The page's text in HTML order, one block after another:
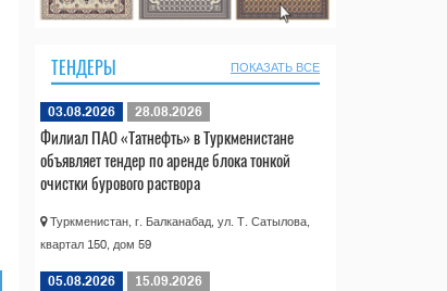
ТЕНДЕРЫ ПОКАЗАТЬ ВСЕ
03.08.2026 28.08.2026
Филиал ПАО «Татнефть» в Туркменистане
объявляет тендер по аренде блока тонкой
очистки бурового раствора
Туркменистан, г. Балканабад, ул. Т. Сатылова,
квартал 150, дом 59
05.08.2026 15.09.2026